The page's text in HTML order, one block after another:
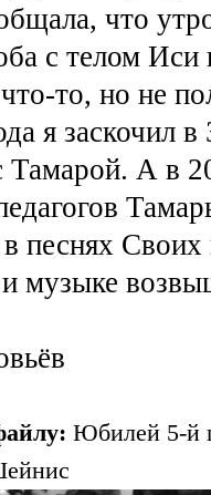
что
с телом Иси
то, но не
я заскочил
Тамарой. А в
Своих
музыке
Юбилей 5-й